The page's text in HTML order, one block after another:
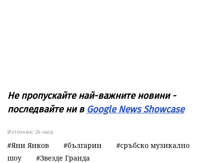
Не пропускайте най-важните новини -
последвайте ни в Google News Showcase
Източник: 24 часа
Яни Янков българин
сръбско музикално
шоу
Звезде Гранда